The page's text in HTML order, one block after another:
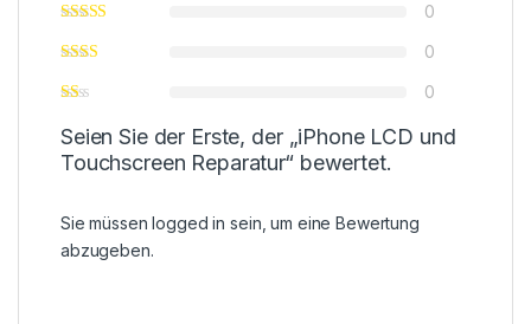
0
0
0
Seien Sie der Erste, der „iPhone LCD und
Touchscreen Reparatur“ bewertet.
Sie müssenlogged in sein, um eine Bewertung
abzugeben.